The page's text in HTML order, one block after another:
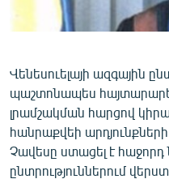
ՄԵԿՆԱԲԱՆՈՒԹՅՈՒՆ
ԿՈՐՈՆԱՎԻՐՈՒՍ
ԱՐԽԻՎ
ՏԵՍԱՆՅՈՒԹԵՐ
ԲԱՆԱՎԵՃ
Վենեսուելայի ազգային
պաշտոնապես
լրամշակման հարցով
հանրաքվեի
Չավեսը ստացել է
ընտրություններում